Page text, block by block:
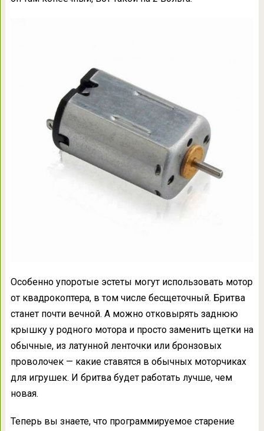
Особенно упоротые эстеты могут использовать мотор
от квадрокоптера, в том числе бесщеточный. Бритва
станет почти вечной. А можно отковырять заднюю
крышку у родного мотора и просто заменить щетки на
обычные, из латунной ленточки или бронзовых
проволочек — какие ставятся в обычных моторчиках
для игрушек. И бритва будет работать лучше, чем
новая.
Теперь вы знаете, что программируемое старение